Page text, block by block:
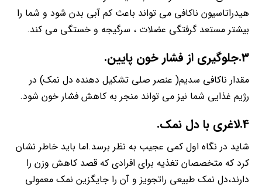
هیدراتاسیون ناکافی می تواند باعث کم آبی بدن شود و شما را
بیشتر مستعد گرفتگی عضلات ، سرگیجه و خستگی می کند.
3.جلوگیری از فشار خون پایین.
مقدار ناکافی سدیم( عنصر صلی تشکیل دهنده دل نمک) در
رژیم غذایی شما نیز می تواند منجر به کاهش فشار خون شود.
4.لاغری با دل نمک.
شاید در نگاه اول کمی عجیب به نظر برسد.اما باید خاطر نشان
کرد که متخصصان تغذیه برای افرادی که قصد کاهش وزن را
دارند،دل نمک طبیعی راتجویز و آن را جایگزین نمک معمولی